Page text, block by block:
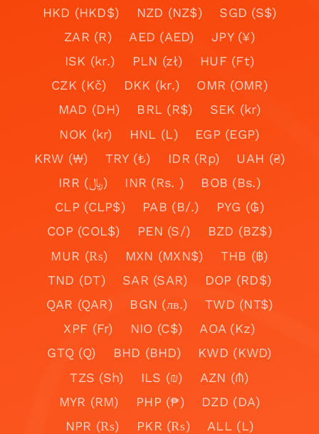
HKD (HKD$)
NZD (NZ$)
SGD (S$)
ZAR (R)
AED (AED)
JPY (¥)
ISK (kr.)
PLN (zł)
HUF (Ft)
CZK (Kč)
DKK (kr.)
OMR (OMR)
MAD (DH)
BRL (R$)
SEK (kr)
NOK (kr)
HNL (L)
EGP (EGP)
KRW (₩)
TRY (₺) IDR (Rp)
UAH (₴)
IRR (﷼)
INR (Rs. )
BOB (Bs.)
CLP (CLP$)
PAB (B/.)
PYG (₲)
COP (COL$)
PEN (S/)
BZD (BZ$)
MUR (₨)
MXN (MXN$)
THB (฿)
TND (DT)
SAR (SAR)
DOP (RD$)
QAR (QAR)
BGN (лв.)
TWD (NT$)
XPF (Fr)
NIO (C$)
AOA (Kz)
GTQ (Q)
BHD (BHD)
KWD (KWD)
TZS (Sh)
ILS (₪)
AZN (₼)
MYR (RM)
PHP (₱)
DZD (DA)
NPR (₨)
PKR (₨)
ALL (L)